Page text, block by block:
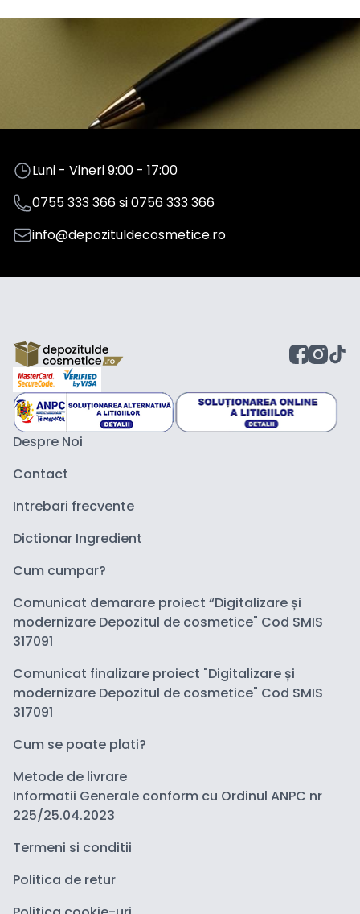
Luni - Vineri 9:00 - 17:00
0755 333 366si0756 333 366
info@depozituldecosmetice.ro
Despre Noi
Contact
Intrebari frecvente
Dictionar Ingredient
Cum cumpar?
Comunicat demarare proiect “Digitalizare și
modernizare Depozitul de cosmetice" Cod SMIS
317091
Comunicat finalizare proiect "Digitalizare și
modernizare Depozitul de cosmetice" Cod SMIS
317091
Cum se poate plati?
Metode de livrare
Informatii Generale conform cu Ordinul ANPC nr
225/25.04.2023
Termeni si conditii
Politica de retur